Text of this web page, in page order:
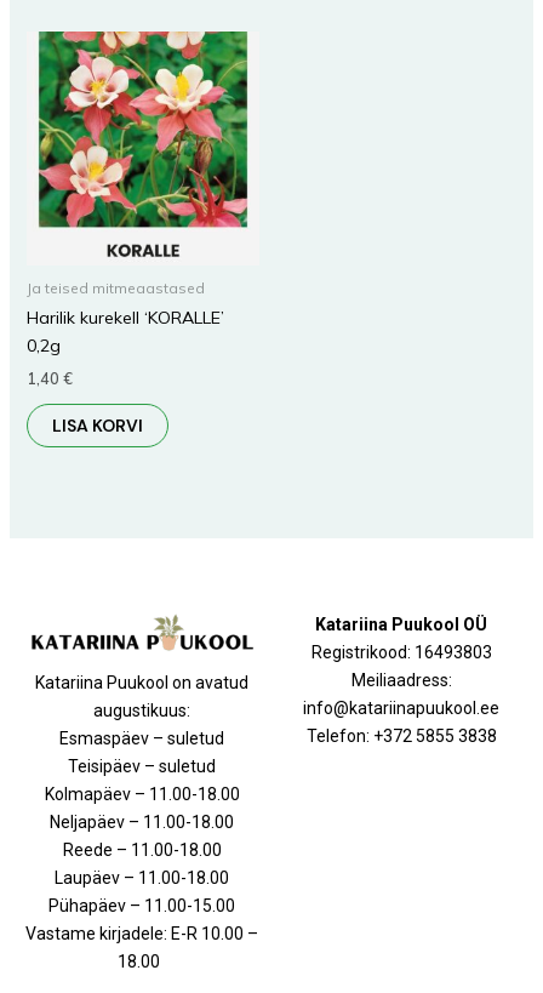
Ja teised mitmeaastased
Harilik kurekell ‘KORALLE’
0,2g
1,40 €
LISA KORVI
Katariina Puukool on avatud
augustikuus:
Esmaspäev – suletud
Teisipäev – suletud
Kolmapäev – 11.00-18.00
Neljapäev – 11.00-18.00
Reede – 11.00-18.00
Laupäev – 11.00-18.00
Pühapäev – 11.00-15.00
Vastame kirjadele: E-R 10.00 –
18.00
Katariina Puukool OÜ
Registrikood: 16493803
Meiliaadress:
info@katariinapuukool.ee
Telefon: +372 5855 3838